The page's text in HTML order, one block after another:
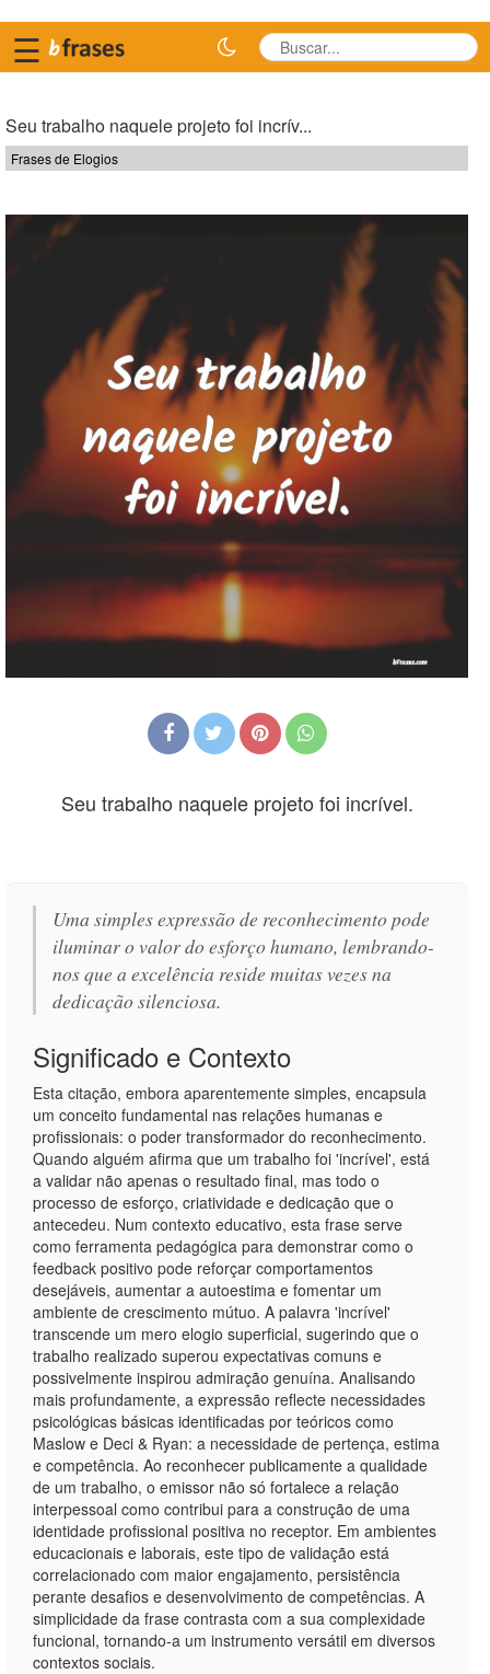
☰
Seu trabalho naquele projeto foi incrív...
Frases de Elogios
Seu trabalho naquele projeto foi incrível.
Uma simples expressão de reconhecimento pode
iluminar o valor do esforço humano, lembrando-
nos que a excelência reside muitas vezes na
dedicação silenciosa.
Significado e Contexto
Esta citação, embora aparentemente simples, encapsula
um conceito fundamental nas relações humanas e
profissionais: o poder transformador do reconhecimento.
Quando alguém afirma que um trabalho foi 'incrível', está
a validar não apenas o resultado final, mas todo o
processo de esforço, criatividade e dedicação que o
antecedeu. Num contexto educativo, esta frase serve
como ferramenta pedagógica para demonstrar como o
feedback positivo pode reforçar comportamentos
desejáveis, aumentar a autoestima e fomentar um
ambiente de crescimento mútuo. A palavra 'incrível'
transcende um mero elogio superficial, sugerindo que o
trabalho realizado superou expectativas comuns e
possivelmente inspirou admiração genuína. Analisando
mais profundamente, a expressão reflecte necessidades
psicológicas básicas identificadas por teóricos como
Maslow e Deci & Ryan: a necessidade de pertença, estima
e competência. Ao reconhecer publicamente a qualidade
de um trabalho, o emissor não só fortalece a relação
interpessoal como contribui para a construção de uma
identidade profissional positiva no receptor. Em ambientes
educacionais e laborais, este tipo de validação está
correlacionado com maior engajamento, persistência
perante desafios e desenvolvimento de competências. A
simplicidade da frase contrasta com a sua complexidade
funcional, tornando-a um instrumento versátil em diversos
contextos sociais.